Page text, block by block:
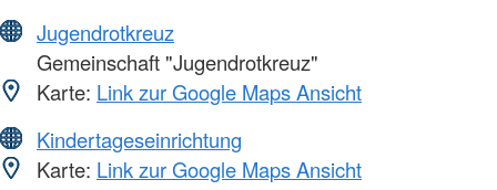
Jugendrotkreuz
Gemeinschaft "Jugendrotkreuz"
Karte: Link zur Google Maps Ansicht
Kindertageseinrichtung
Karte: Link zur Google Maps Ansicht